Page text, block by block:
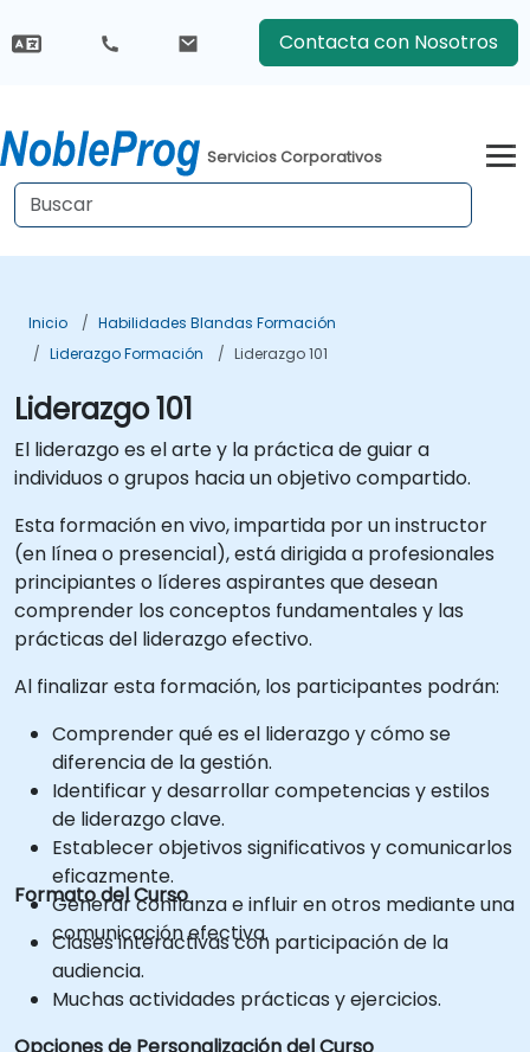
Contacta con Nosotros
Servicios Corporativos
Inicio
Habilidades Blandas Formación
Liderazgo Formación
Liderazgo 101
Liderazgo 101
El liderazgo es el arte y la práctica de guiar a
individuos o grupos hacia un objetivo compartido.
Esta formación en vivo, impartida por un instructor
(en línea o presencial), está dirigida a profesionales
principiantes o líderes aspirantes que desean
comprender los conceptos fundamentales y las
prácticas del liderazgo efectivo.
Al finalizar esta formación, los participantes podrán:
Comprender qué es el liderazgo y cómo se
diferencia de la gestión.
Identificar y desarrollar competencias y estilos
de liderazgo clave.
Establecer objetivos significativos y comunicarlos
eficazmente.
Generar confianza e influir en otros mediante una
comunicación efectiva.
Formato del Curso
Clases interactivas con participación de la
audiencia.
Muchas actividades prácticas y ejercicios.